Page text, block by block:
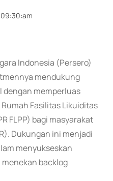
Indonesia (Persero)
mendukung
dengan memperluas
Fasilitas Likuiditas
FLPP) bagi masyarakat
Dukungan ini menjadi
menyukseskan
menekan backlog